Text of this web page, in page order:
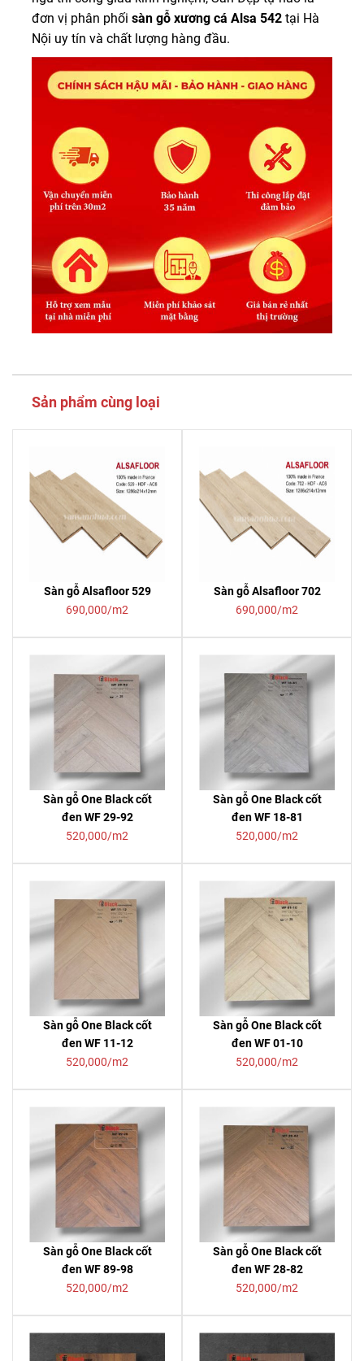
đơn vị phân phối sàn gỗ xương cá Alsa 542 tại Hà
Nội uy tín và chất lượng hàng đầu.
Sản phẩm cùng loại
Sàn gỗ Alsafloor 529
690,000/m2
Sàn gỗ Alsafloor 702
690,000/m2
Sàn gỗ One Black cốt
đen WF 29-92
520,000/m2
Sàn gỗ One Black cốt
đen WF 18-81
520,000/m2
Sàn gỗ One Black cốt
đen WF 11-12
520,000/m2
Sàn gỗ One Black cốt
đen WF 01-10
520,000/m2
Sàn gỗ One Black cốt
đen WF 89-98
520,000/m2
Sàn gỗ One Black cốt
đen WF 28-82
520,000/m2